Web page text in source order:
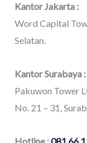
Kantor Jakarta :
Word Capital
Selatan.
Kantor Surabaya :
Pakuwon Tower
No. 21 – 31,